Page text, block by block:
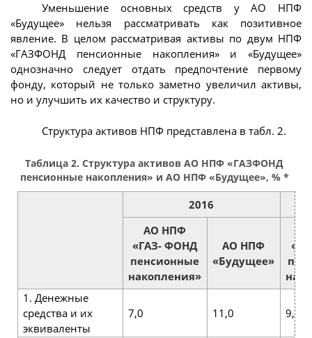
Уменьшение основных средств у АО НПФ
«Будущее» нельзя рассматривать как позитивное
явление. В целом рассматривая активы по двум НПФ
«ГАЗФОНД пенсионные накопления» и «Будущее»
однозначно следует отдать предпочтение первому
фонду, который не только заметно увеличил активы,
но и улучшить их качество и структуру.
Структура активов НПФ представлена в табл. 2.
Таблица 2. Структура активов АО НПФ «ГАЗФОНД
пенсионные накопления» и АО НПФ «Будущее», % *
2016
АО НПФ
«ГАЗ- ФОНД
пенсионные
накопления»
АО НПФ
«Будущее»
1. Денежные
средства и их
эквиваленты
7,0 11,0 9,6